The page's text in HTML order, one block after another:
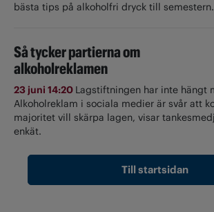
bästa tips på alkoholfri dryck till semestern.
Så tycker partierna om
alkoholreklamen
23 juni 14:20 Lagstiftningen har inte hängt
Alkoholreklam i sociala medier är svår att
majoritet vill skärpa lagen, visar
enkät.
Till startsidan